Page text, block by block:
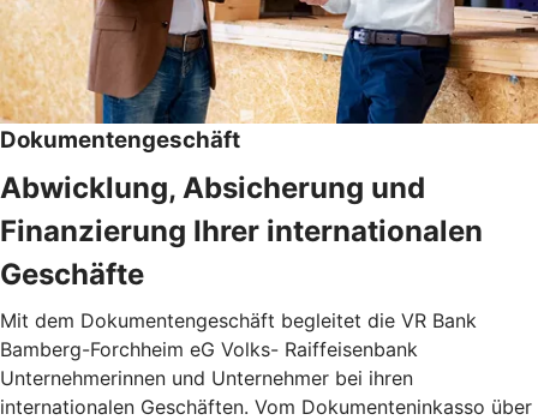
Dokumentengeschäft
Abwicklung, Absicherung und
Finanzierung Ihrer internationalen
Geschäfte
Mit dem Dokumentengeschäft begleitet die VR Bank
Bamberg-Forchheim eG Volks- Raiffeisenbank
Unternehmerinnen und Unternehmer bei ihren
internationalen Geschäften. Vom Dokumenteninkasso über